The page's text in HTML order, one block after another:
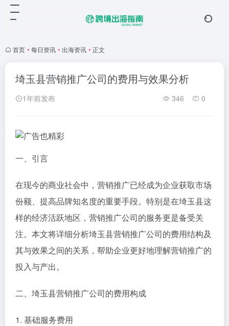
首页 • 每日资讯 • 出海资讯 • 正文
埼玉县营销推广公司的费用与效果分析
1年前发布 346 0
一、引言
在现今的商业社会中，营销推广已经成为企业获取市场
份额、提高品牌知名度的重要手段。特别是在埼玉县这
样的经济活跃地区，营销推广公司的服务更是备受关
注。本文将详细分析埼玉县营销推广公司的费用结构及
其与效果之间的关系，帮助企业更好地理解营销推广的
投入与产出。
二、埼玉县营销推广公司的费用构成
1. 基础服务费用